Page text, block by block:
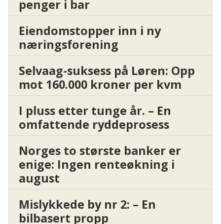
penger i bar
Eiendomstopper inn i ny
næringsforening
Selvaag-suksess på Løren: Opp
mot 160.000 kroner per kvm
I pluss etter tunge år. – En
omfattende ryddeprosess
Norges to største banker er
enige: Ingen renteøkning i
august
Mislykkede by nr 2: – En
bilbasert propp